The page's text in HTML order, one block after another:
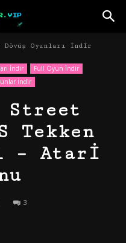
Dövüş Oyunları İndir
İndir
Full Oyun İndir
İndir
Street
Tekken
– Atari
3